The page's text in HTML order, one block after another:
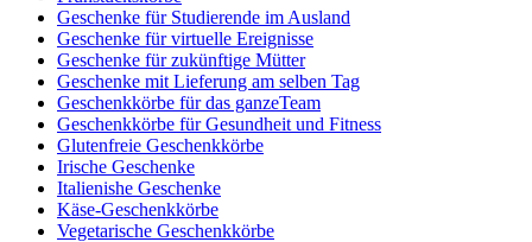
Geschenke für Studierende im Ausland
Geschenke für virtuelle Ereignisse
Geschenke für zukünftige Mütter
Geschenke mit Lieferung am selben Tag
Geschenkkörbe für das ganzeTeam
Geschenkkörbe für Gesundheit und Fitness
Glutenfreie Geschenkkörbe
Irische Geschenke
Italienishe Geschenke
Käse-Geschenkkörbe
Vegetarische Geschenkkörbe